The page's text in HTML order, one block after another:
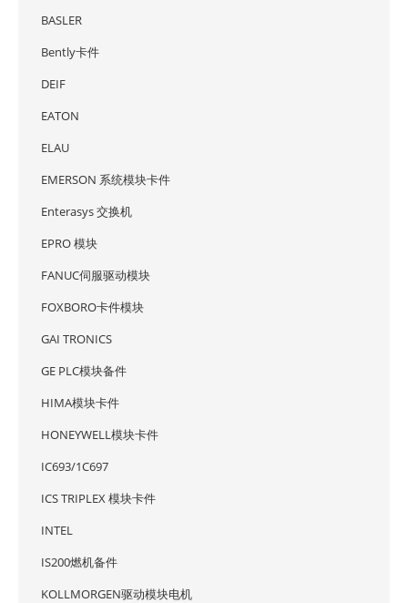
BASLER
Bently卡件
DEIF
EATON
ELAU
EMERSON 系统模块卡件
Enterasys 交换机
EPRO 模块
FANUC伺服驱动模块
FOXBORO卡件模块
GAI TRONICS
GE PLC模块备件
HIMA模块卡件
HONEYWELL模块卡件
IC693/1C697
ICS TRIPLEX 模块卡件
INTEL
IS200燃机备件
KOLLMORGEN驱动模块电机